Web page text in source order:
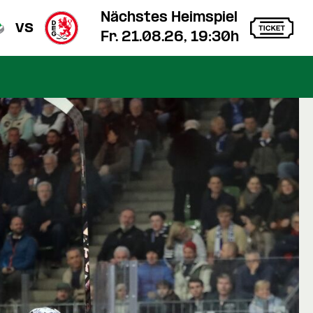
vs
Nächstes Heimspiel
Fr. 21.08.26, 19:30h